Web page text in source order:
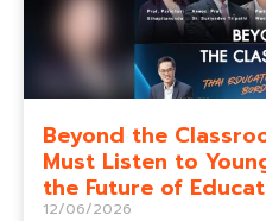
Beyond the
Must Listen to
the Future of
12/06/2026